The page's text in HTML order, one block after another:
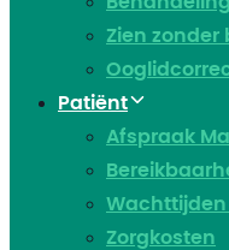
Zien zonder
Patiënt
Afspraak
Zorgkosten